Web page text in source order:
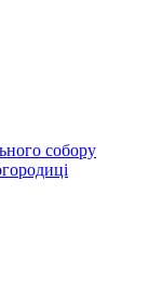
собору